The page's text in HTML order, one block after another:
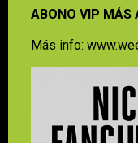
ABONO VIP
Más info: